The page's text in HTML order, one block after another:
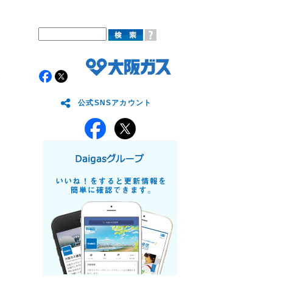
公式SNSアカウント